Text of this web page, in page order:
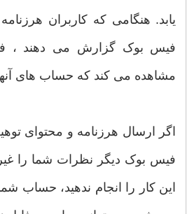
یابد. هنگامی که کاربران
فیس بوک گزارش می دهند ،
مشاهده می کند که حساب های
اگر ارسال هرزنامه و محتوای
فیس بوک دیگر نظرات شما را
این کار را انجام ندهید، حساب